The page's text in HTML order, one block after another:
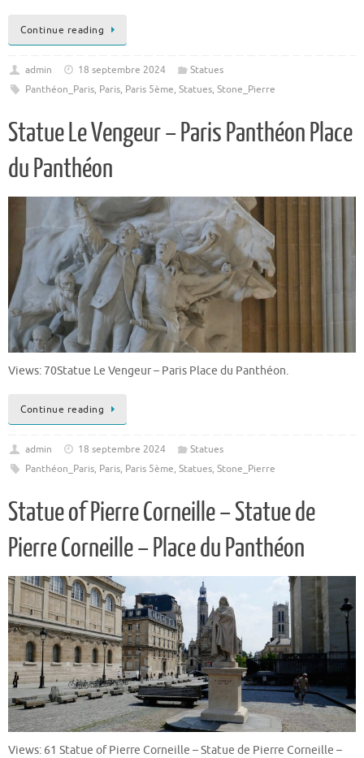
Continue reading
admin 18 septembre 2024
Statues
Panthéon_Paris, Paris, Paris 5ème, Statues, Stone_Pierre
Statue Le Vengeur – Paris Panthéon Place
du Panthéon
Views: 70Statue Le Vengeur – Paris Place du Panthéon.
Continue reading
admin 18 septembre 2024
Statues
Panthéon_Paris, Paris, Paris 5ème, Statues, Stone_Pierre
Statue of Pierre Corneille – Statue de
Pierre Corneille – Place du Panthéon
Views: 61 Statue of Pierre Corneille – Statue de Pierre Corneille –